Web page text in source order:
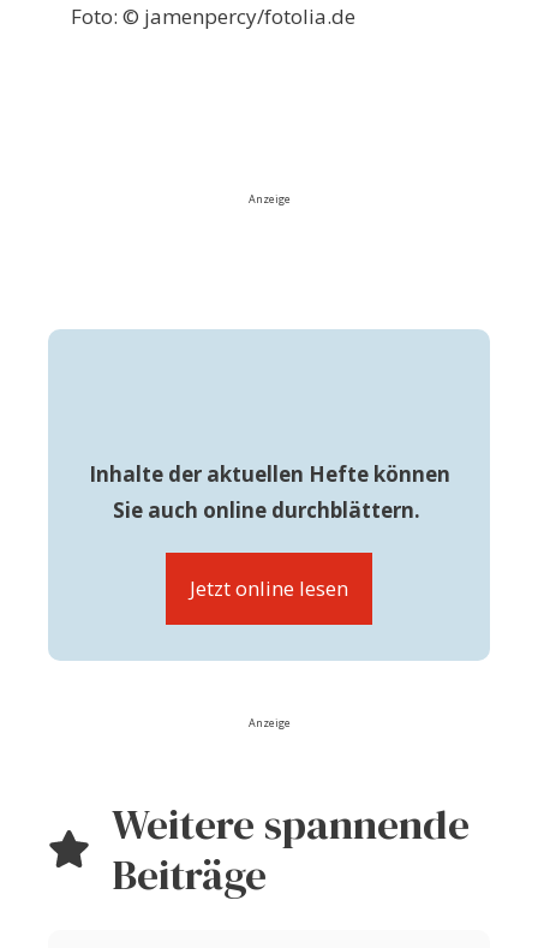
Foto: © jamenpercy/fotolia.de
Anzeige
Inhalte der aktuellen Hefte können
Sie auch online durchblättern.
Jetzt online lesen
Anzeige
Weitere spannende
Beiträge